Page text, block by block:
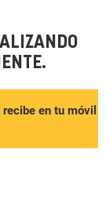
en tu móvil